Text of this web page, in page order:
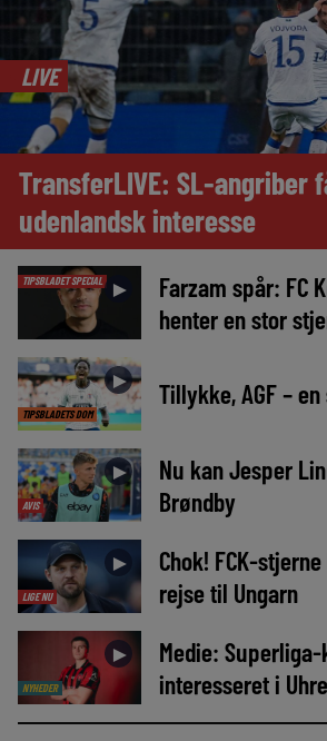
LIVE
TransferLIVE: SL-angriber
udenlandsk interesse
TIPSBLADET SPECIAL ►
Farzam spår: FC
henter en stor
TIPSBLADETS DOM
► Tillykke, AGF –
AVIS
►
Nu kan Jesper
Brøndby
LIGE NU
►
Chok! FCK-
rejse til Ungarn
NYHEDER
►
Medie:
interesseret i Uhre